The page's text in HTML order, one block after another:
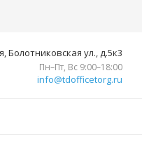
Болотниковская ул., д.5к3
Пн–Пт, Вс 9:00–18:00
info@tdofficetorg.ru